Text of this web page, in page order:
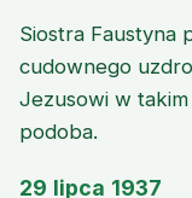
Siostra Faustyna
cudownego
Jezusowi w
podoba.
29 lipca 1937